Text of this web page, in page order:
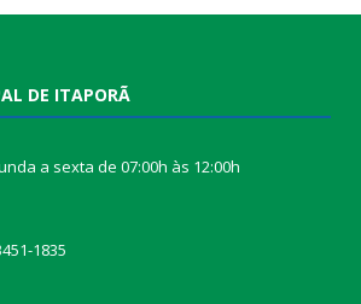
DE ITAPORÃ
a sexta de 07:00h às 12:00h
1835